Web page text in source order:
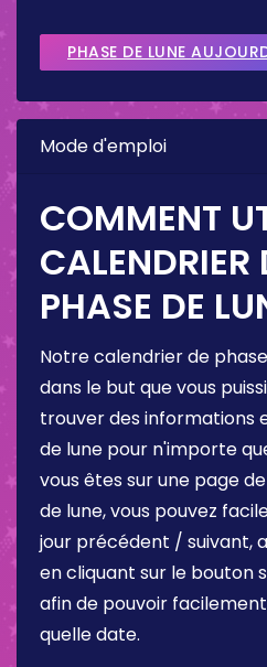
PHASE DE LUNE
Mode d'emploi
COMMENT
CALENDRIER
PHASE DE
Notre calendrier de
dans le but que vous
trouver des informations
de lune pour n'importe
vous êtes sur une page
de lune, vous pouvez
jour précédent / suivant,
en cliquant sur le bouton
afin de pouvoir
quelle date.